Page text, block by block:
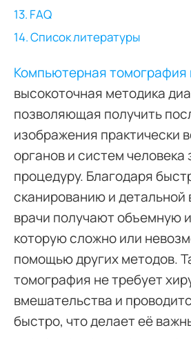
13. FAQ
14. Список литературы
Компьютерная томография
высокоточная методика
позволяющая получить
изображения практически
органов и систем человека
процедуру. Благодаря
сканированию и детальной
врачи получают объемную
которую сложно или
помощью других методов.
томография не требует
вмешательства и
быстро, что делает её